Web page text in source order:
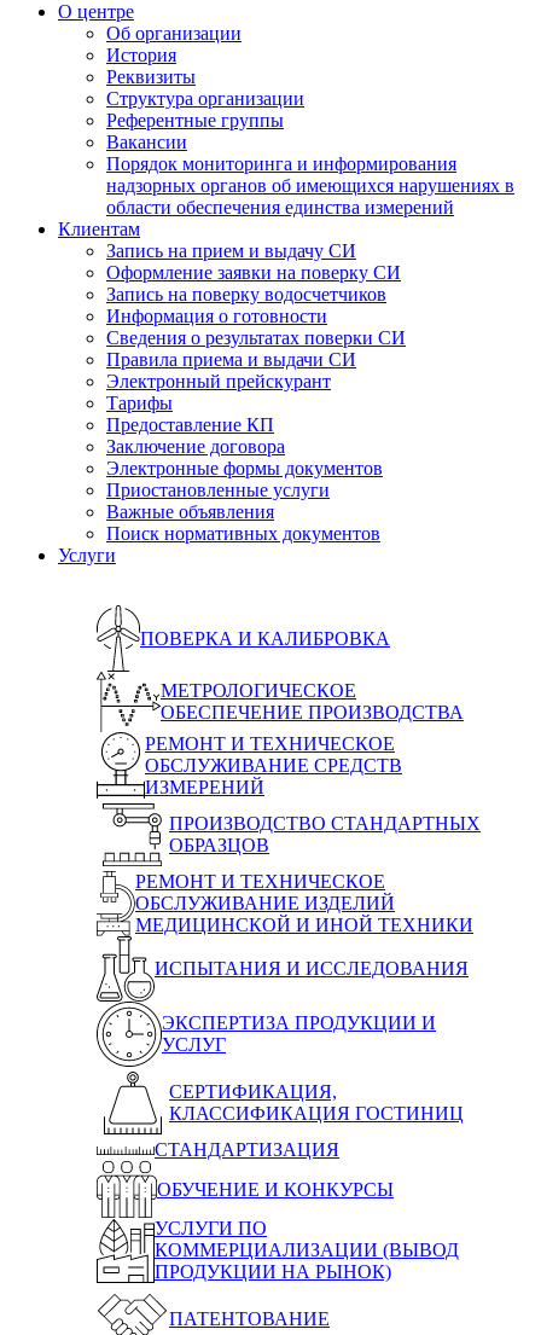
О центре
Об организации
История
Реквизиты
Структура организации
Референтные группы
Вакансии
Порядок мониторинга и информирования
надзорных органов об имеющихся нарушениях в
области обеспечения единства измерений
Клиентам
Запись на прием и выдачу СИ
Оформление заявки на поверку СИ
Запись на поверку водосчетчиков
Информация о готовности
Сведения о результатах поверки СИ
Правила приема и выдачи СИ
Электронный прейскурант
Тарифы
Предоставление КП
Заключение договора
Электронные формы документов
Приостановленные услуги
Важные объявления
Поиск нормативных документов
Услуги
ПОВЕРКА И КАЛИБРОВКА
МЕТРОЛОГИЧЕСКОЕ
ОБЕСПЕЧЕНИЕ ПРОИЗВОДСТВА
РЕМОНТ И ТЕХНИЧЕСКОЕ
ОБСЛУЖИВАНИЕ СРЕДСТВ
ИЗМЕРЕНИЙ
ПРОИЗВОДСТВО СТАНДАРТНЫХ
ОБРАЗЦОВ
РЕМОНТ И ТЕХНИЧЕСКОЕ
ОБСЛУЖИВАНИЕ ИЗДЕЛИЙ
МЕДИЦИНСКОЙ И ИНОЙ ТЕХНИКИ
ИСПЫТАНИЯ И ИССЛЕДОВАНИЯ
ЭКСПЕРТИЗА ПРОДУКЦИИ И
УСЛУГ
СЕРТИФИКАЦИЯ,
КЛАССИФИКАЦИЯ ГОСТИНИЦ
СТАНДАРТИЗАЦИЯ
ОБУЧЕНИЕ И КОНКУРСЫ
УСЛУГИ ПО
КОММЕРЦИАЛИЗАЦИИ (ВЫВОД
ПРОДУКЦИИ НА РЫНОК)
ПАТЕНТОВАНИЕ